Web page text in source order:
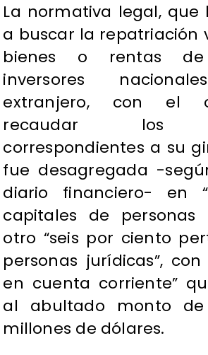
La normativa legal, que
a buscar la repatriación
bienes o rentas
inversores
extranjero, con el
recaudar los
correspondientes a su
fue desagregada -
diario financiero- en
capitales de personas
otro “seis por ciento
personas jurídicas”,
en cuenta corriente”
al abultado monto
millones de dólares.